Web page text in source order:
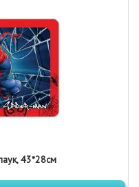
43*28см